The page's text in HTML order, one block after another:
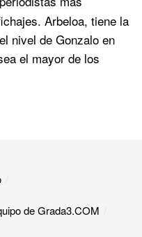
Arbeloa, tiene la
nivel de Gonzalo en
el mayor de los
de Grada3.COM